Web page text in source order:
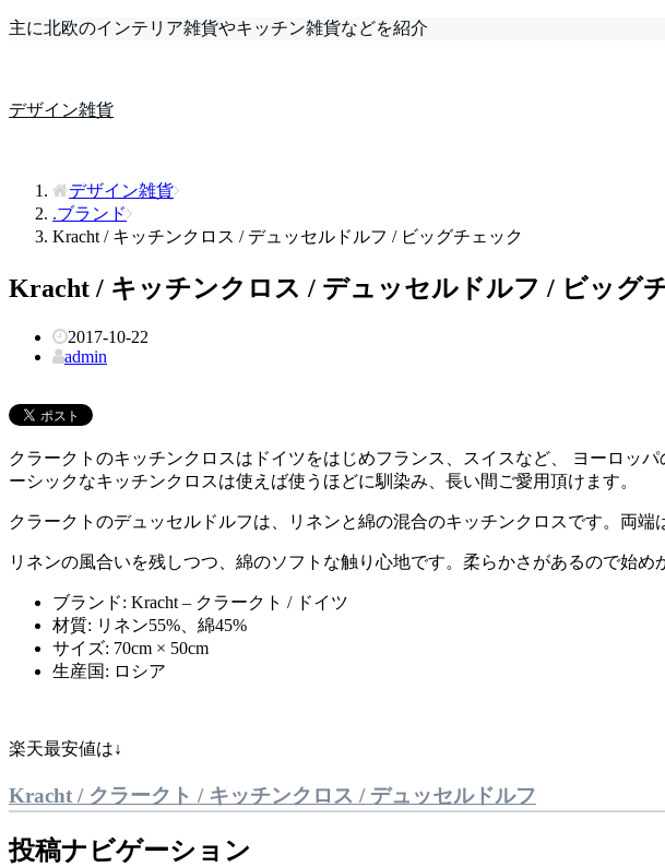
主に北欧のインテリア雑貨やキッチン雑貨などを紹介
デザイン雑貨
デザイン雑貨
.ブランド
Kracht / キッチンクロス / デュッセルドルフ / ビッグチェック
Kracht / キッチンクロス / デュッセルドルフ / ビッグ
2017-10-22
admin
クラークトのキッチンクロスはドイツをはじめフランス、スイスなど、 ヨーロッ
ーシックなキッチンクロスは使えば使うほどに馴染み、長い間ご愛用頂けます。
クラークトのデュッセルドルフは、リネンと綿の混合のキッチンクロスです。両
リネンの風合いを残しつつ、綿のソフトな触り心地です。柔らかさがあるので始
ブランド: Kracht – クラークト / ドイツ
材質: リネン55%、綿45%
サイズ: 70cm × 50cm
生産国: ロシア
楽天最安値は↓
Kracht / クラークト / キッチンクロス / デュッセルドルフ
投稿ナビゲーション